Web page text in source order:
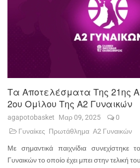
Τα Αποτελέσματα Της 21ης
2ου Ομίλου Της Α2 Γυναικών
agapotobasket Μαρ 09, 2025
0
Γυναίκες Πρωτάθλημα Α2 Γυναικών
Με σημαντικά παιχνίδια
Γυναικών το οποίο έχει μπει στην τελική